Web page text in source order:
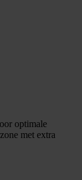
optimale
met extra